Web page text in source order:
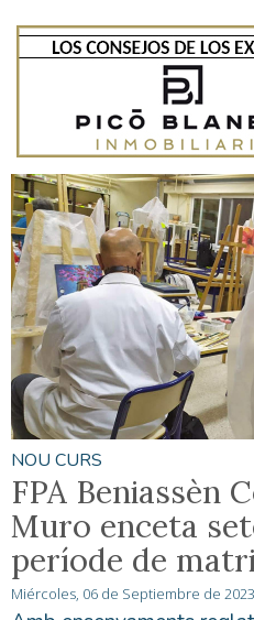
NOU CURS
FPA Beniassèn
Muro enceta
període de
Miércoles, 06 de Septiembre de 2023